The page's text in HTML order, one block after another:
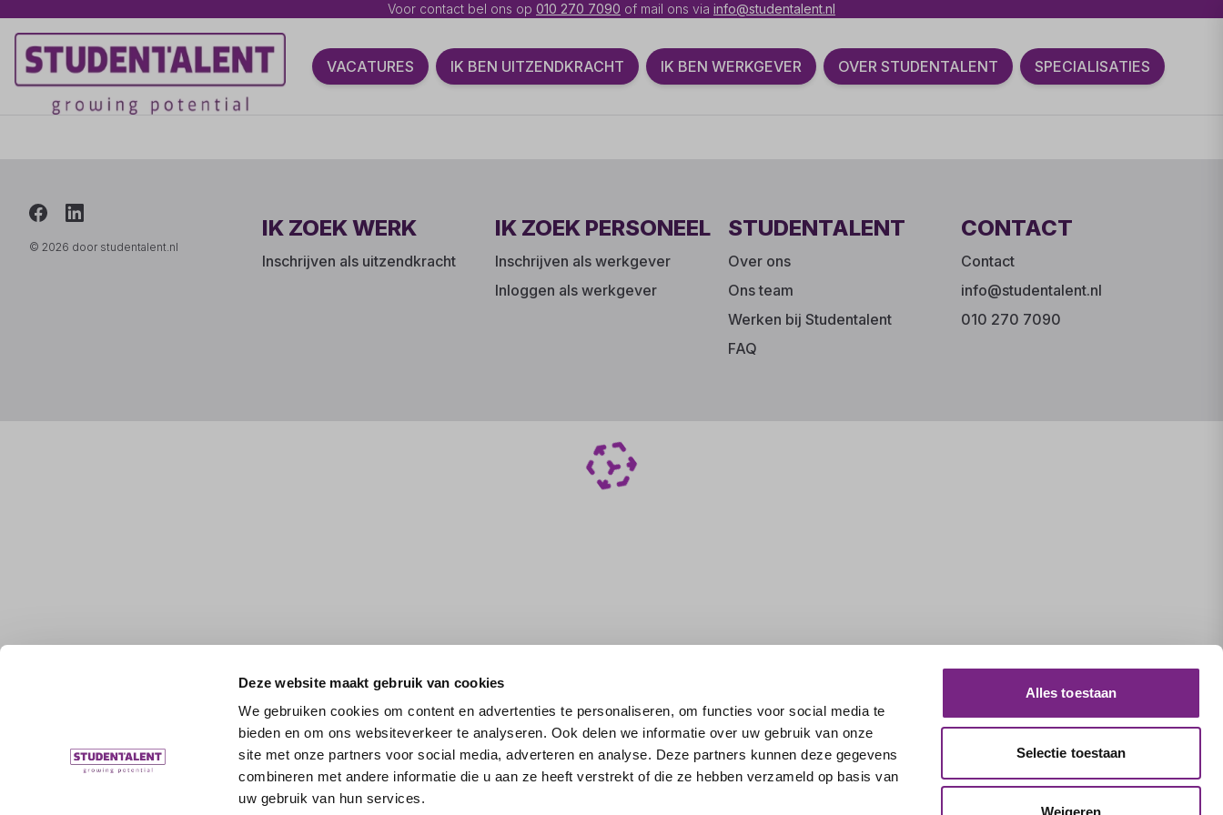
Deze website maakt gebruik van cookies
We gebruiken cookies om content en advertenties te personaliseren, om functies voor social media te
bieden en om ons websiteverkeer te analyseren. Ook delen we informatie over uw gebruik van onze
site met onze partners voor social media, adverteren en analyse. Deze partners kunnen deze gegevens
combineren met andere informatie die u aan ze heeft verstrekt of die ze hebben verzameld op basis van
uw gebruik van hun services.
Alles toestaan
Selectie toestaan
Weigeren
Voor contact bel ons op 010 270 7090 of mail ons via info@studentalent.nl
VACATURES IK BEN UITZENDKRACHT IK BEN WERKGEVER OVER STUDENTALENT SPECIALISATIES
© 2026 door studentalent.nl
IK ZOEK WERK
Inschrijven als uitzendkracht
IK ZOEK PERSONEEL
Inschrijven als werkgever
Inloggen als werkgever
STUDENTALENT
Over ons
Ons team
Werken bij Studentalent
FAQ
CONTACT
Contact
info@studentalent.nl
010 270 7090